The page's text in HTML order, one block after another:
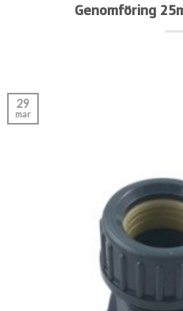
Genomföring
29
mar